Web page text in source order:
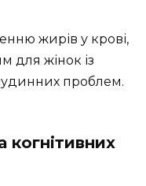
жирів у крові,
для жінок із
проблем.
когнітивних